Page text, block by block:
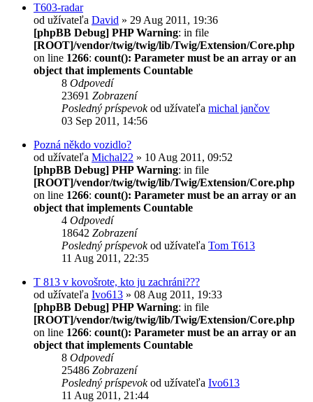
T603-radar
od užívateľa David » 29 Aug 2011, 19:36
[phpBB Debug] PHP Warning: in file
[ROOT]/vendor/twig/twig/lib/Twig/Extension/Core.php
on line 1266: count(): Parameter must be an array or an
object that implements Countable
8 Odpovedí
23691 Zobrazení
Posledný príspevokod užívateľa michal jančov
03 Sep 2011, 14:56
Pozná někdo vozidlo?
od užívateľa Michal22 » 10 Aug 2011, 09:52
[phpBB Debug] PHP Warning: in file
[ROOT]/vendor/twig/twig/lib/Twig/Extension/Core.php
on line 1266: count(): Parameter must be an array or an
object that implements Countable
4 Odpovedí
18642 Zobrazení
Posledný príspevokod užívateľa Tom T613
11 Aug 2011, 22:35
T 813 v kovošrote, kto ju zachráni???
od užívateľa Ivo613 » 08 Aug 2011, 19:33
[phpBB Debug] PHP Warning: in file
[ROOT]/vendor/twig/twig/lib/Twig/Extension/Core.php
on line 1266: count(): Parameter must be an array or an
object that implements Countable
8 Odpovedí
25486 Zobrazení
Posledný príspevokod užívateľa Ivo613
11 Aug 2011, 21:44